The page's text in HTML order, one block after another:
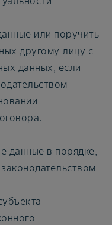
или поручить
другому лицу с
данных, если
данные в порядке,